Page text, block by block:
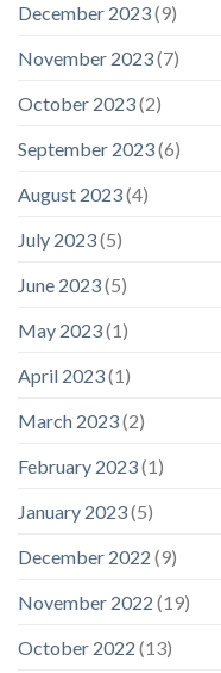
December 2023(9)
November 2023(7)
October 2023(2)
September 2023(6)
August 2023(4)
July 2023(5)
June 2023(5)
May 2023(1)
April 2023(1)
March 2023(2)
February 2023(1)
January 2023(5)
December 2022 (9)
November 2022 (19)
October 2022 (13)